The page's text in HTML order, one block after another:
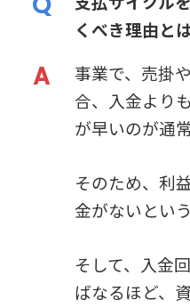
くべき理由と
事業で、売掛
合、入金より
が早いのが通常
そのため、利
金がないとい
そして、入金
ばなるほど、